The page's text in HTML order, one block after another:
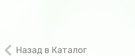
Назад в Каталог